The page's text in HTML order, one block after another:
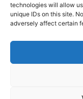
technologies will allow
unique IDs on this site.
adversely affect certain
© Copyright 2026,